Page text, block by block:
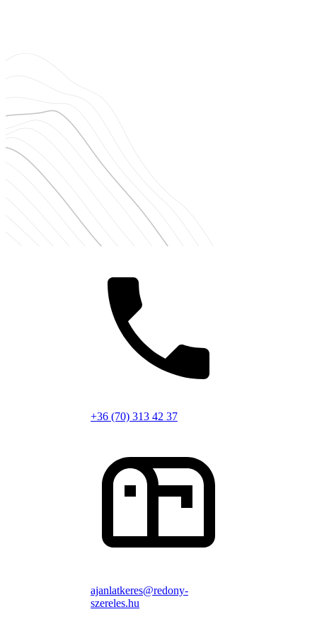
+36 (70) 313 42 37
ajanlatkeres@redony-
szereles.hu